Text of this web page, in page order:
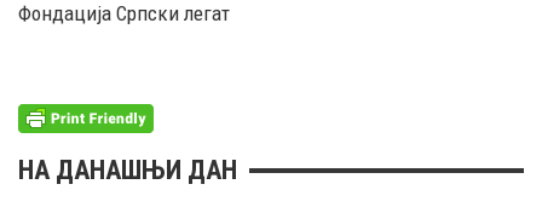
Фондација Српски легат
НА ДАНАШЊИ ДАН